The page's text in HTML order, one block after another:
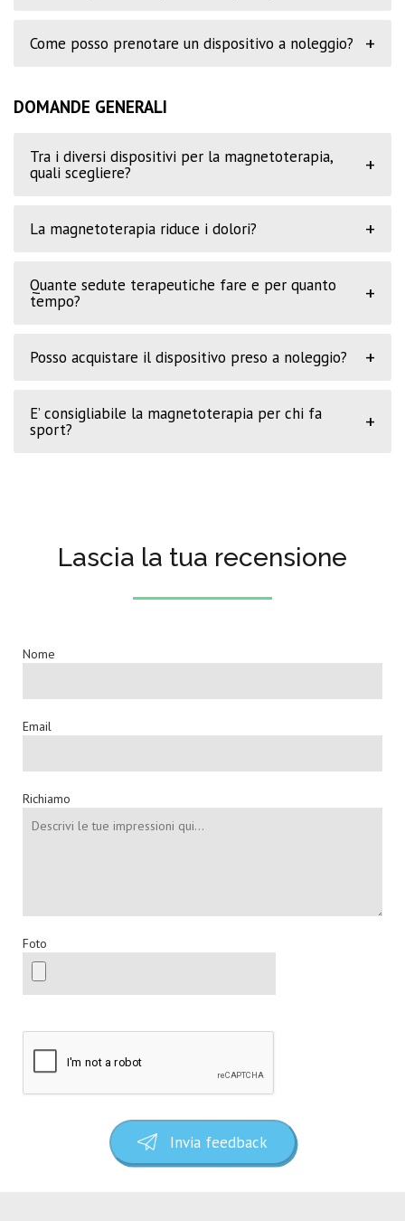
Come posso prenotare un dispositivo a noleggio? +
DOMANDE GENERALI
Tra i diversi dispositivi per la magnetoterapia,
quali scegliere?
+
La magnetoterapia riduce i dolori? +
Quante sedute terapeutiche fare e per quanto
tempo?
+
Posso acquistare il dispositivo preso a noleggio? +
E’ consigliabile la magnetoterapia per chi fa
sport?
+
Lascia la tua recensione
Nome
Email
Richiamo
Foto
Invia feedback